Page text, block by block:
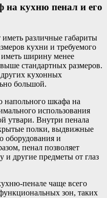
кухню пенал и его
различные габариты
кухни и требуемого
ширину менее
стандартных размеров.
кухонных
большой.
напольного шкафа на
использования
утвари. Внутри пенала
полки, выдвижные
оборудования и
пенал позволяет
и другие предметы от глаз
пенале чаще всего
зон, таких